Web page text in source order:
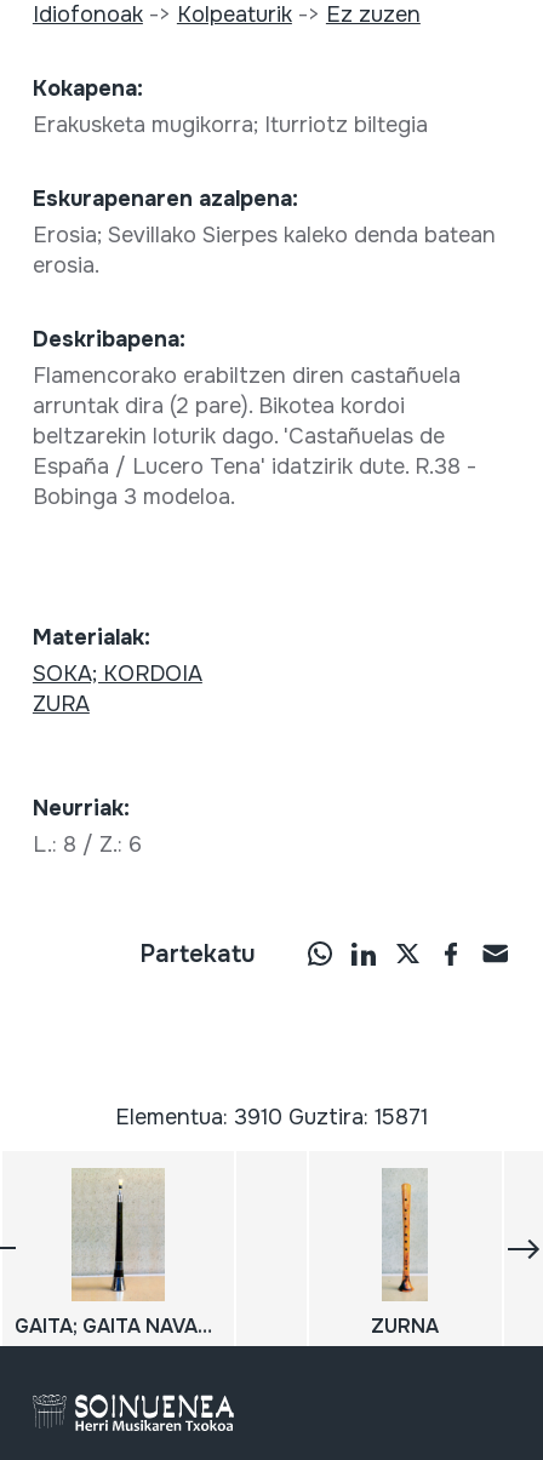
Idiofonoak-> Kolpeaturik-> Ez zuzen
Kokapena:
Erakusketa mugikorra; Iturriotz biltegia
Eskurapenaren azalpena:
Erosia; Sevillako Sierpes kaleko denda batean
erosia.
Deskribapena:
Flamencorako erabiltzen diren castañuela
arruntak dira (2 pare). Bikotea kordoi
beltzarekin loturik dago. 'Castañuelas de
España / Lucero Tena' idatzirik dute. R.38 -
Bobinga 3 modeloa.
Materialak:
SOKA; KORDOIA
ZURA
Neurriak:
L.: 8 / Z.: 6
Partekatu
Elementua: 3910 Guztira: 15871
GAITA; GAITA NAVARRA; DULZAINA; DULTZAINA ZURNA